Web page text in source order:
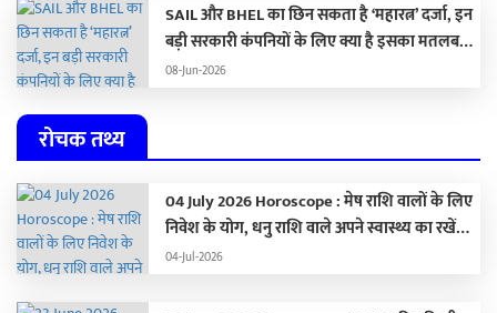
SAIL और BHEL का छिन सकता है ‘महारत्न’ दर्जा, इन
बड़ी सरकारी कंपनियों के लिए क्या है इसका मतलब…
08-Jun-2026
रोचक तथ्य
04 July 2026 Horoscope : मेष राशि वालों के लिए
निवेश के योग, धनु राशि वाले अपने स्वास्थ्य का रखें
ध्यान,
04-Jul-2026